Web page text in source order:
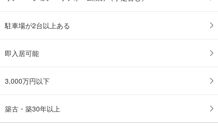
駐車場が2台以上ある
即入居可能
3,000万円以下
築古・築30年以上